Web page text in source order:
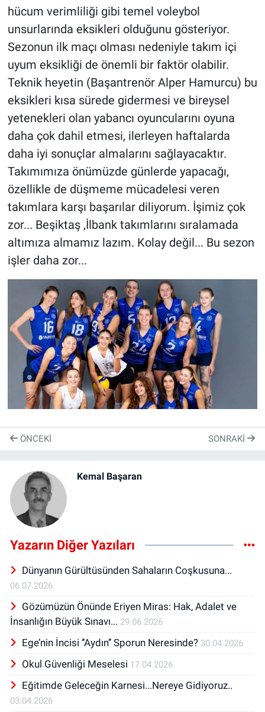
hücum verimliliği gibi temel voleybol
unsurlarında eksikleri olduğunu gösteriyor.
Sezonun ilk maçı olması nedeniyle takım içi
uyum eksikliği de önemli bir faktör olabilir.
Teknik heyetin (Başantrenör Alper Hamurcu) bu
eksikleri kısa sürede gidermesi ve bireysel
yetenekleri olan yabancı oyuncularını oyuna
daha çok dahil etmesi, ilerleyen haftalarda
daha iyi sonuçlar almalarını sağlayacaktır.
Takımımıza önümüzde günlerde yapacağı,
özellikle de düşmeme mücadelesi veren
takımlara karşı başarılar diliyorum. İşimiz çok
zor... Beşiktaş ,İlbank takımlarını sıralamada
altımıza almamız lazım. Kolay değil... Bu sezon
işler daha zor...
ÖNCEKI SONRAKI
Kemal Başaran
Yazarın Diğer Yazıları
Dünyanın Gürültüsünden Sahaların Coşkusuna...
06.07.2026
Gözümüzün Önünde Eriyen Miras: Hak, Adalet ve
İnsanlığın Büyük Sınavı... 29.06.2026
Ege’nin İncisi ‘’Aydın’’ Sporun Neresinde? 30.04.2026
Okul Güvenliği Meselesi 17.04.2026
Eğitimde Geleceğin Karnesi...Nereye Gidiyoruz..
03.04.2026